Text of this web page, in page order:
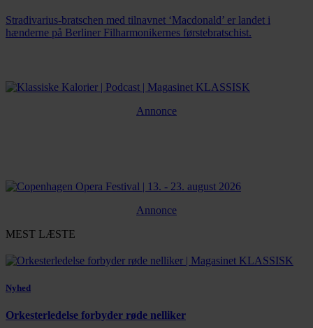
Stradivarius-bratschen med tilnavnet ‘Macdonald’ er landet i
hænderne på Berliner Filharmonikernes førstebratschist.
Annonce
Annonce
MEST LÆSTE
Nyhed
Orkesterledelse forbyder røde nelliker